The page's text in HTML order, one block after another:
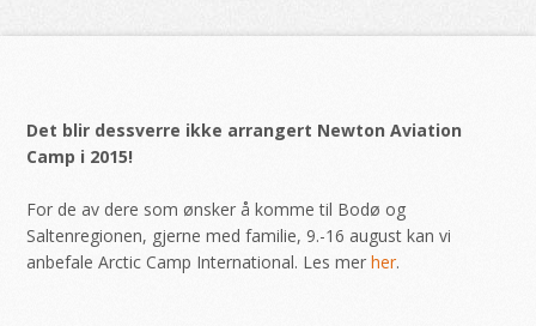
Det blir dessverre ikke arrangert Newton Aviation
Camp i 2015!
For de av dere som ønsker å komme til Bodø og
Saltenregionen, gjerne med familie, 9.-16 august kan vi
anbefale Arctic Camp International. Les mer her.